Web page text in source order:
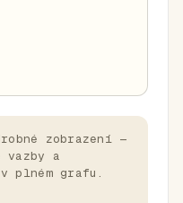
zobrazení —
a
plném grafu.